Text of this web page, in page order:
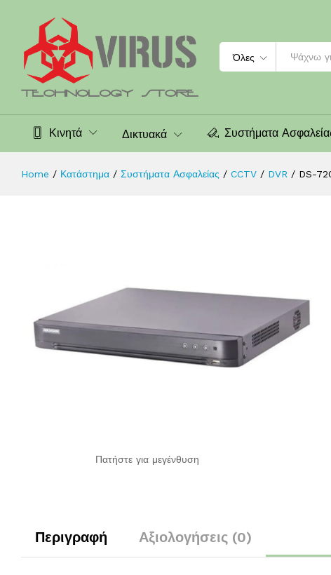
Όλες
Κινητά Δικτυακά Συστήματα
Home / Κατάστημα / Συστήματα Ασφαλείας / CCTV / DVR / DS-
Πατήστε για μεγένθυση
Περιγραφή Αξιολογήσεις (0)
Περιγραφή